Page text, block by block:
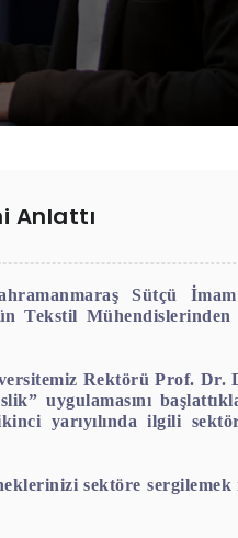
Anlattı
Sütçü
Tekstil
Rektörü Prof. Dr.
uygulamasını
yarıyılında ilgili
sektöre